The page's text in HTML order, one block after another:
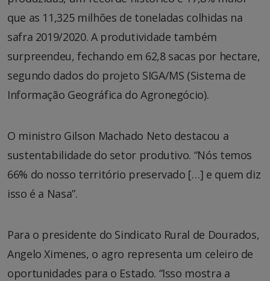
que as 11,325 milhões de toneladas colhidas na
safra 2019/2020. A produtividade também
surpreendeu, fechando em 62,8 sacas por hectare,
segundo dados do projeto SIGA/MS (Sistema de
Informação Geográfica do Agronegócio).
O ministro Gilson Machado Neto destacou a
sustentabilidade do setor produtivo. “Nós temos
66% do nosso território preservado […] e quem diz
isso é a Nasa”.
Para o presidente do Sindicato Rural de Dourados,
Angelo Ximenes, o agro representa um celeiro de
oportunidades para o Estado. “Isso mostra a